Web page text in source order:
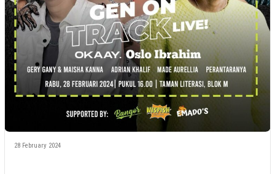
28 February 2024